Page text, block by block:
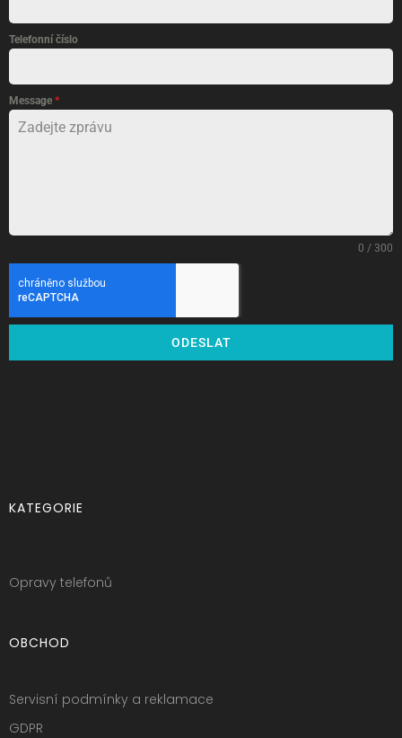
Telefonní číslo
Message *
0 / 300
ODESLAT
KATEGORIE
Opravy telefonů
OBCHOD
Servisní podmínky a reklamace
GDPR